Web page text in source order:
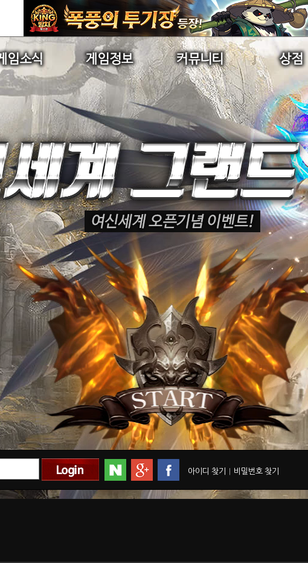
공지사항
이벤트
GM TIP
STORY
초보자가이드
게임소개
직업소개
게임가이드
자유게시판
이미지게시판
공략게시판
묻고답하기
랭킹
길드게시판
명예의전당
수정구매/
구매내
아이디 찾기 비밀번호 찾기